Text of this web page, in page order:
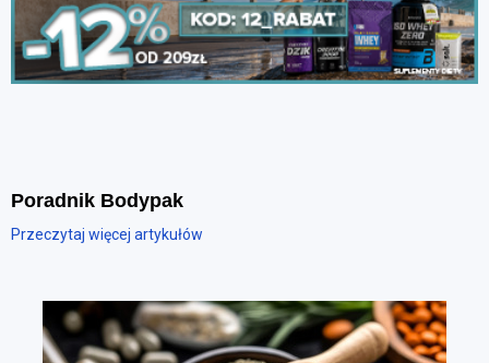
Poradnik Bodypak
Przeczytaj więcej artykułów